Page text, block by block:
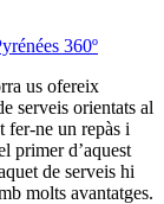
360º
us ofereix
serveis orientats al
fer-ne un repàs i
primer d’aquest
de serveis hi
molts avantatges.